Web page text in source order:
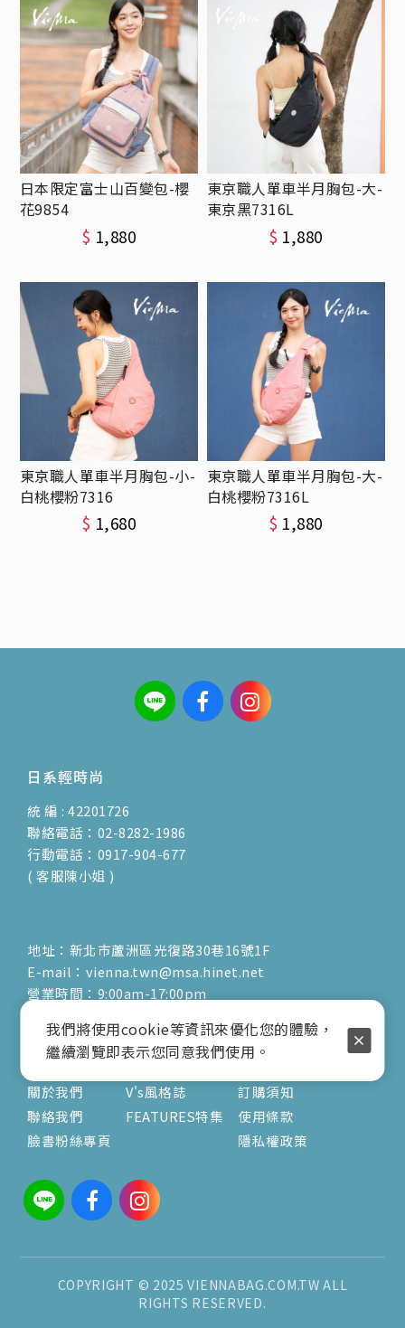
日本限定富士山百變包-櫻
花9854
$ 1,880
東京職人單車半月胸包-大-
東京黑7316L
$ 1,880
東京職人單車半月胸包-小-
白桃櫻粉7316
$ 1,680
東京職人單車半月胸包-大-
白桃櫻粉7316L
$ 1,880
日系輕時尚
統 編 : 42201726
聯絡電話：02-8282-1986
行動電話：0917-904-677
( 客服陳小姐 )
地址：新北市蘆洲區光復路30巷16號1F
E-mail：vienna.twn@msa.hinet.net
營業時間：9:00am-17:00pm
關於
關於我們
聯絡我們
臉書粉絲專頁
文章
V's風格誌
FEATURES特集
服務
訂購須知
使用條款
隱私權政策
COPYRIGHT © 2025 VIENNABAG.COM.TW ALL
RIGHTS RESERVED.
我們將使用cookie等資訊來優化您的體驗，
繼續瀏覽即表示您同意我們使用。